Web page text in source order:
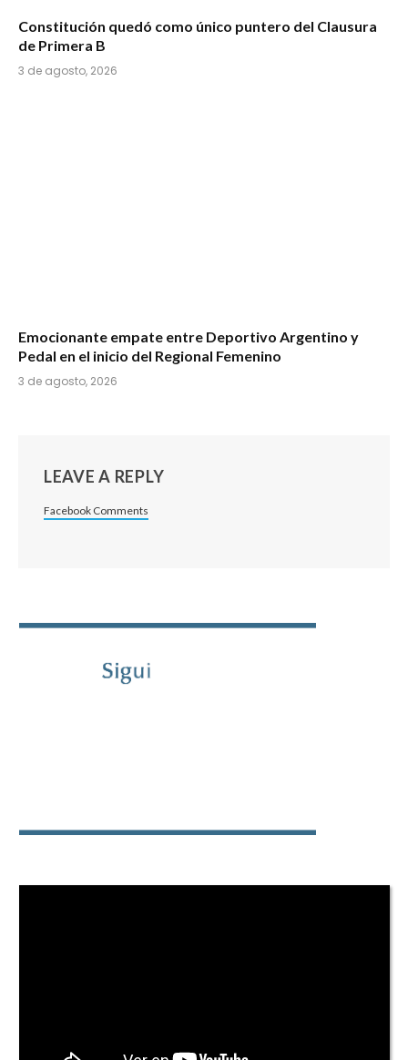
Constitución quedó como único puntero del Clausura
de Primera B
3 de agosto, 2026
Emocionante empate entre Deportivo Argentino y
Pedal en el inicio del Regional Femenino
3 de agosto, 2026
LEAVE A REPLY
Facebook Comments